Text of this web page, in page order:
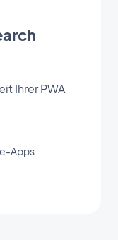
Ihrer PWA
Apps